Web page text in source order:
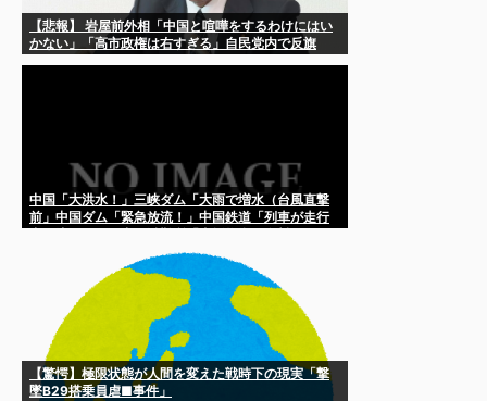
【悲報】 岩屋前外相「中国と喧嘩をするわけにはい
かない」「高市政権は右すぎる」自民党内で反旗
中国「大洪水！」三峡ダム「大雨で増水（台風直撃
前」中国ダム「緊急放流！」中国鉄道「列車が走行
【驚愕】極限状態が人間を変えた戦時下の現実「撃
墜B29搭乗員虐■事件」